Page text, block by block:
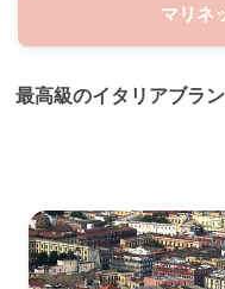
マリネ
最高級のイタリアブラ